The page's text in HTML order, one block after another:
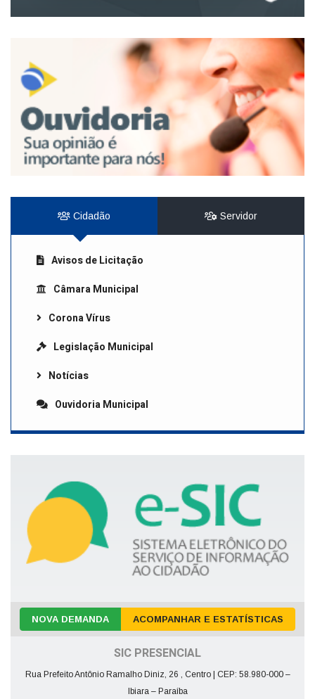
Cidadão Servidor
Avisos de Licitação
Câmara Municipal
Corona Vírus
Legislação Municipal
Notícias
Ouvidoria Municipal
NOVA DEMANDA ACOMPANHAR E ESTATÍSTICAS
SIC PRESENCIAL
Rua Prefeito Antônio Ramalho Diniz, 26 , Centro | CEP: 58.980-000 –
Ibiara – Paraíba